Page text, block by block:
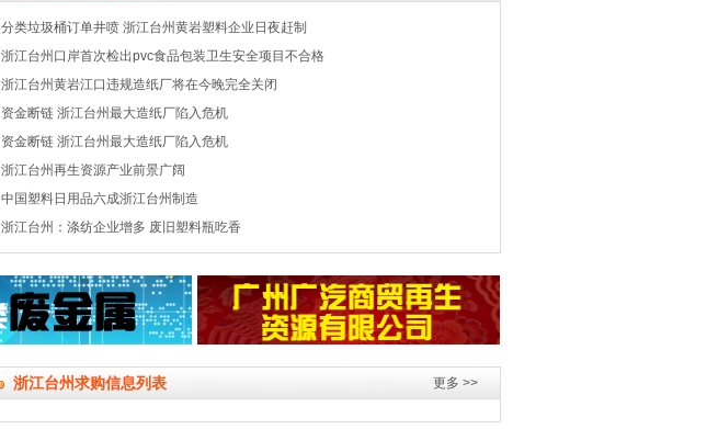
分类垃圾桶订单井喷 浙江台州黄岩塑料企业日夜赶制
浙江台州口岸首次检出pvc食品包装卫生安全项目不合格
浙江台州黄岩江口违规造纸厂将在今晚完全关闭
资金断链 浙江台州最大造纸厂陷入危机
资金断链 浙江台州最大造纸厂陷入危机
浙江台州再生资源产业前景广阔
中国塑料日用品六成浙江台州制造
浙江台州：涤纺企业增多 废旧塑料瓶吃香
浙江台州求购信息列表 更多 >>